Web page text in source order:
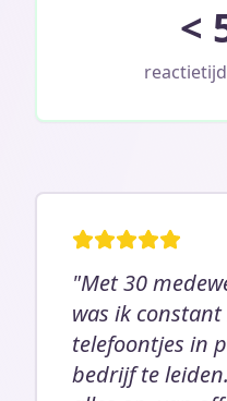
<
"Met 30
was ik
telefoontjes in
bedrijf te